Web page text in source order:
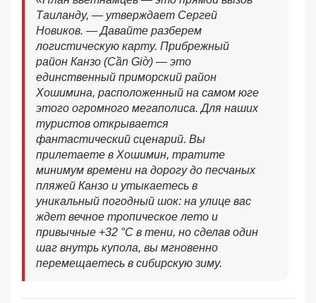
Таиланду, — утверждает Сергей
Новиков. — Давайте разберем
логистическую карту. Прибрежный
район Канзо (Cần Giờ) — это
единственный приморский район
Хошимина, расположенный на самом юге
этого огромного мегаполиса. Для наших
туристов открывается
фантастический сценарий. Вы
прилетаете в Хошимин, тратите
минимум времени на дорогу до песчаных
пляжей Канзо и утыкаетесь в
уникальный погодный шок: на улице вас
ждет вечное тропическое лето и
привычные +32 °C в тени, но сделав один
шаг внутрь купола, вы мгновенно
перемещаетесь в сибирскую зиму.